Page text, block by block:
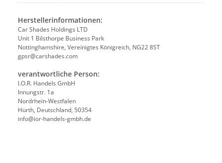
Herstellerinformationen:
Car Shades Holdings LTD
Unit 1 Bilsthorpe Business Park
Nottinghamshire, Vereinigtes Königreich, NG22 8ST
gpsr@carshades.com
verantwortliche Person:
I.O.R. Handels GmbH
Innungstr. 1a
Nordrhein-Westfalen
Hürth, Deutschland, 50354
info@ior-handels-gmbh.de